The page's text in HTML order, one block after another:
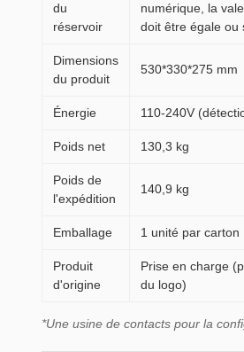
du
réservoir
numérique, la
doit être égale ou
Dimensions
du produit
530*330*275 mm
Énergie 110-240V
Poids net 130,3 kg
Poids de
l'expédition
140,9 kg
Emballage 1 unité par carton
Produit
d'origine
Prise en charge
du logo)
*Une usine de contacts pour la